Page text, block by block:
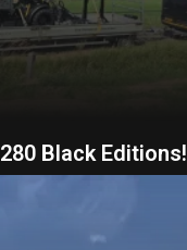
Black Editions!